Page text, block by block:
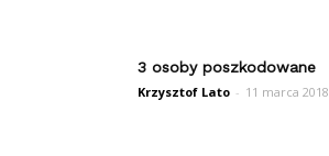
3 osoby poszkodowane
Krzysztof Lato - 11 marca 2018